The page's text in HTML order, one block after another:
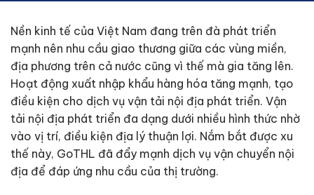
Nền kinh tế của Việt Nam đang trên đà phát triển
mạnh nên nhu cầu giao thương giữa các vùng miền,
địa phương trên cả nước cũng vì thế mà gia tăng lên.
Hoạt động xuất nhập khẩu hàng hóa tăng mạnh, tạo
điều kiện cho dịch vụ vận tải nội địa phát triển. Vận
tải nội địa phát triển đa dạng dưới nhiều hình thức nhờ
vào vị trí, điều kiện địa lý thuận lợi. Nắm bắt được xu
thế này, GoTHL đã đẩy mạnh dịch vụ vận chuyển nội
địa để đáp ứng nhu cầu của thị trường.